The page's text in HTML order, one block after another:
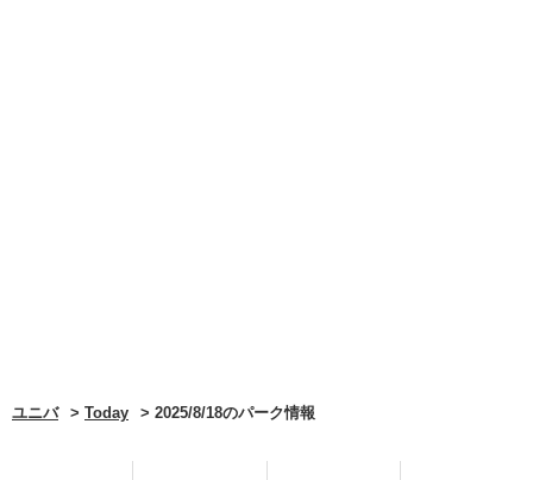
ユニバ Today 2025/8/18のパーク情報